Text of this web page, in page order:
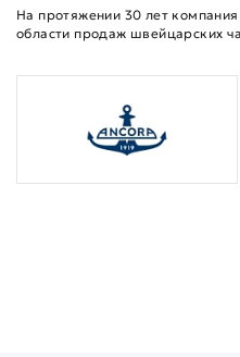
На протяжении 30 лет
области продаж швейцарских